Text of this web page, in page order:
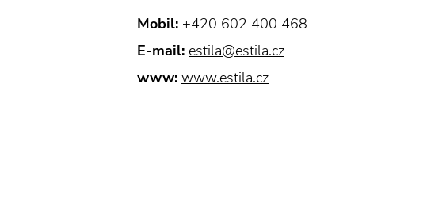
Mobil: +420 602 400 468
E-mail: estila@estila.cz
www: www.estila.cz